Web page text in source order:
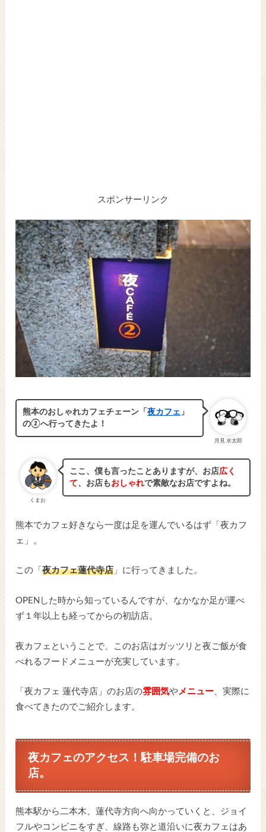
スポンサーリンク
月見 水太郎
熊本のおしゃれカフェチェーン「夜カフェ 」
の②へ行ってきたよ！
くまお
ここ、僕も言ったことありますが、お店広く
て、お店もおしゃれで素敵なお店ですよね。
熊本でカフェ好きなら一度は足を運んでいるはず「夜カフ
ェ」。
この「夜カフェ蓮代寺店 」に行ってきました。
OPENした時から知っているんですが、なかなか足が運べ
ず１年以上も経ってからの初訪店。
夜カフェということで、このお店はガッツリと夜ご飯が食
べれるフードメニューが充実しています。
「夜カフェ 蓮代寺店」のお店の雰囲気やメニュー、実際に
食べてきたのでご紹介します。
夜カフェのアクセス！駐車場完備のお
店。
熊本駅から二本木、蓮代寺方向へ向かっていくと、ジョイ
フルやコンビニをすぎ、線路も弥と道沿いに夜カフェはあ